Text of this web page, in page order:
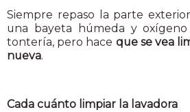
Siempre repaso la parte
una bayeta húmeda y
tontería, pero hace que se vea
nueva.
Cada cuánto limpiar la lavadora